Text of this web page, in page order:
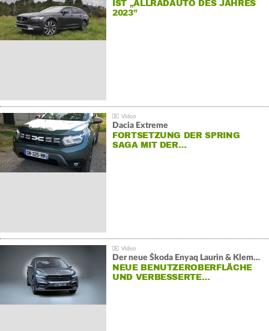
IST „ALLRADAUTO DES JAHRES
2023”
Dacia Extreme
FORTSETZUNG DER SPRING
SAGA MIT DER…
Der neue Škoda Enyaq Laurin & Klement
NEUE BENUTZEROBERFLÄCHE
UND VERBESSERTE…